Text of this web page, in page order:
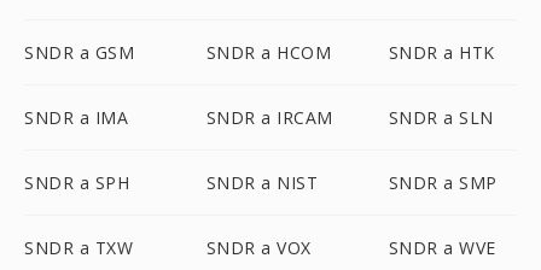
SNDR a GSM SNDR a HCOM SNDR a HTK
SNDR a IMA SNDR a IRCAM SNDR a SLN
SNDR a SPH SNDR a NIST SNDR a SMP
SNDR a TXW SNDR a VOX SNDR a WVE